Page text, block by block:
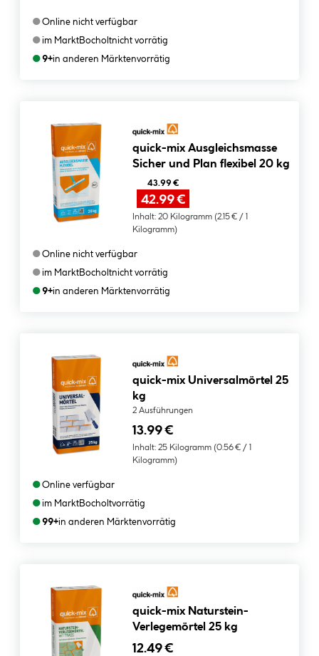
●Online nicht verfügbar
●im MarktBocholtnicht vorrätig
●9+in anderen Märktenvorrätig
quick-mix Ausgleichsmasse
Sicher und Plan flexibel 20 kg
43.99 €
42.99 €
Inhalt: 20 Kilogramm (2.15 € / 1
Kilogramm)
●Online nicht verfügbar
●im MarktBocholtnicht vorrätig
●9+in anderen Märktenvorrätig
quick-mix Universalmörtel 25
kg
2 Ausführungen
13.99 €
Inhalt: 25 Kilogramm (0.56 € / 1
Kilogramm)
●Online verfügbar
●im MarktBocholtvorrätig
●99+in anderen Märktenvorrätig
quick-mix Naturstein-
Verlegemörtel 25 kg
12.49 €